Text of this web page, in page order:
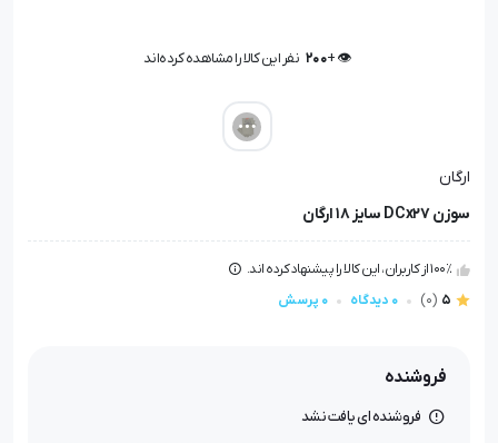
👁️ +
200 نفر این کالا را مشاهده کرده‌اند
ارگان
سوزن DCx27 سایز 18 ارگان
100٪ از کاربران، این کالا را پیشنهاد کرده اند.
5
(0) 0 دیدگاه 0 پرسش
فروشنده
فروشنده ای یافت نشد